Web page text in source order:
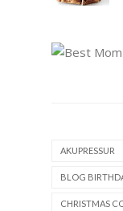
AKUPRESSUR
BLOG
CHRISTMAS